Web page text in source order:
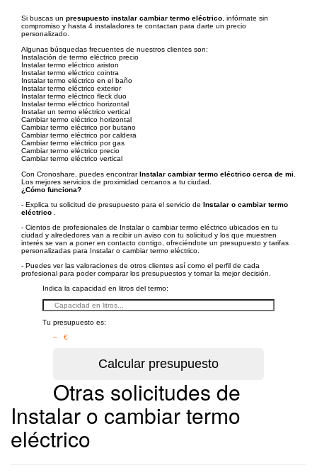
Si buscas un presupuesto instalar cambiar termo eléctrico , infórmate sin
compromiso y hasta 4 instaladores te contactan para darte un precio
personalizado.
Algunas búsquedas frecuentes de nuestros clientes son:
Instalación de termo eléctrico precio
Instalar termo eléctrico ariston
Instalar termo eléctrico cointra
Instalar termo eléctrico en el baño
Instalar termo eléctrico exterior
Instalar termo eléctrico fleck duo
Instalar termo eléctrico horizontal
Instalar un termo eléctrico vertical
Cambiar termo eléctrico horizontal
Cambiar termo eléctrico por butano
Cambiar termo eléctrico por caldera
Cambiar termo eléctrico por gas
Cambiar termo eléctrico precio
Cambiar termo eléctrico vertical
Con Cronoshare, puedes encontrarInstalar cambiar termo eléctrico cerca de mi
Los mejores servicios de proximidad cercanos a tu ciudad.
¿Cómo funciona?
- Explica tu solicitud de presupuesto para el servicio de Instalar o cambiar termo
eléctrico
- Cientos de profesionales de Instalar o cambiar termo eléctrico ubicados en tu
ciudad y alrededores van a recibir un aviso con tu solicitud y los que muestren
interés se van a poner en contacto contigo, ofreciéndote un presupuesto y tarifas
personalizadas para Instalar o cambiar termo eléctrico.
- Puedes ver las valoraciones de otros clientes así como el perfil de cada
profesional para poder comparar los presupuestos y tomar la mejor decisión.
Indica la capacidad en litros del termo:
Tu presupuesto es:
– €
Otras solicitudes de
Instalar o cambiar termo
eléctrico